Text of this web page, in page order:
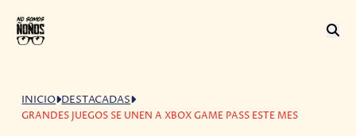
INICIO DESTACADAS
GRANDES JUEGOS SE UNEN A XBOX GAME PASS ESTE MES